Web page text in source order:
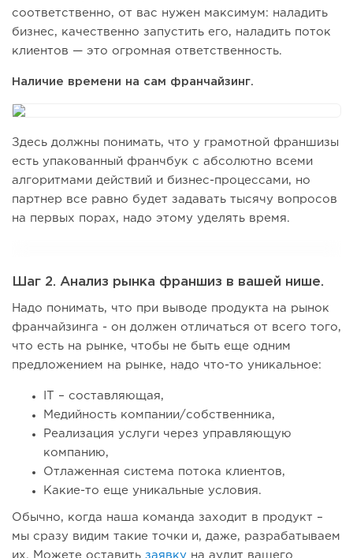
соответственно, от вас нужен максимум: наладить
бизнес, качественно запустить его, наладить поток
клиентов — это огромная ответственность.
Наличие времени на сам франчайзинг.
Здесь должны понимать, что у грамотной франшизы
есть упакованный франчбук с абсолютно всеми
алгоритмами действий и бизнес-процессами, но
партнер все равно будет задавать тысячу вопросов
на первых порах, надо этому уделять время.
Шаг 2. Анализ рынка франшиз в вашей нише.
Надо понимать, что при выводе продукта на рынок
франчайзинга - он должен отличаться от всего того,
что есть на рынке, чтобы не быть еще одним
предложением на рынке, надо что-то уникальное:
IT – составляющая,
Медийность компании/собственника,
Реализация услуги через управляющую
компанию,
Отлаженная система потока клиентов,
Какие-то еще уникальные условия.
Обычно, когда наша команда заходит в продукт –
мы сразу видим такие точки и, даже, разрабатываем
их. Можете оставить заявку на аудит вашего